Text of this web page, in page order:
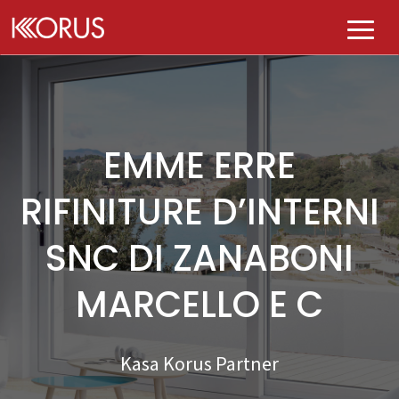
Chi siamo
Governance
PRODOTTI
Tutti i prodotti
PLUS
E-kolor
K-perfect
PUNTI VENDITA
DIVENTA KASA KORUS
BLOG
EMME ERRE
RIFINITURE D’INTERNI
SNC DI ZANABONI
MARCELLO E C
Kasa Korus Partner